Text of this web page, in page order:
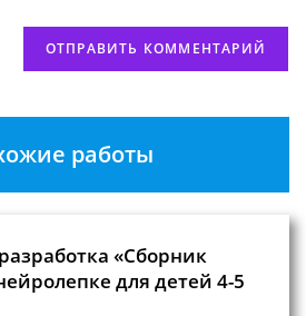
работы
«Сборник
для детей 4-5